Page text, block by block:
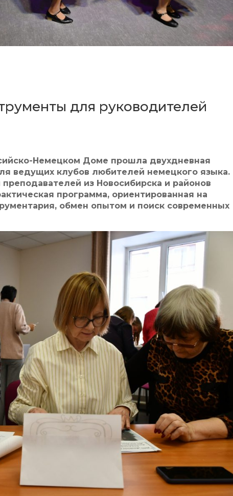
для руководителей
Немецком Доме прошла двухдневная
ведущих клубов любителей немецкого
из Новосибирска и районов
программа, ориентированная на
обмен опытом и поиск современных